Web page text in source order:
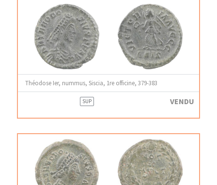
Théodose Ier, nummus, Siscia, 1re officine, 379-383
SUP VENDU